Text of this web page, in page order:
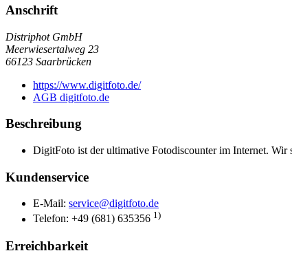
Anschrift
Distriphot GmbH
Meerwiesertalweg 23
66123 Saarbrücken
https://www.digitfoto.de/
AGB digitfoto.de
Beschreibung
DigitFoto ist der ultimative Fotodiscounter im Internet. Wir
Kundenservice
E-Mail: service@digitfoto.de
Telefon: +49 (681) 635356 1)
Erreichbarkeit